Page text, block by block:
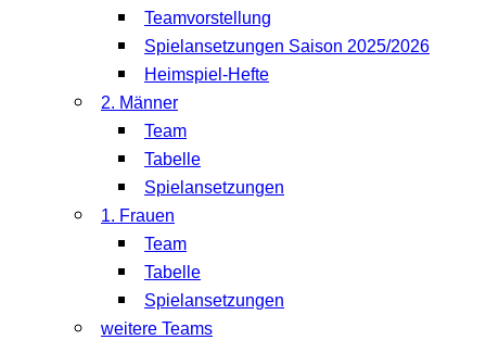
Teamvorstellung
Spielansetzungen Saison 2025/2026
Heimspiel-Hefte
2. Männer
Team
Tabelle
Spielansetzungen
1. Frauen
Team
Tabelle
Spielansetzungen
weitere Teams